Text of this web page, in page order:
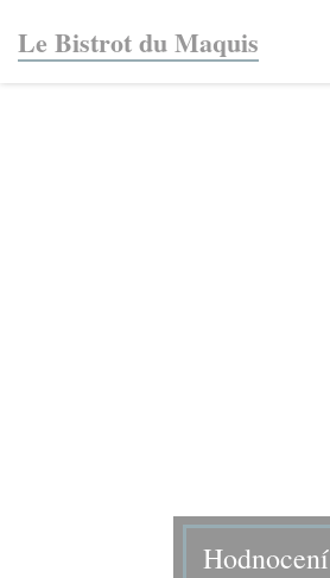
Le Bistrot du Maquis
Hodnocení